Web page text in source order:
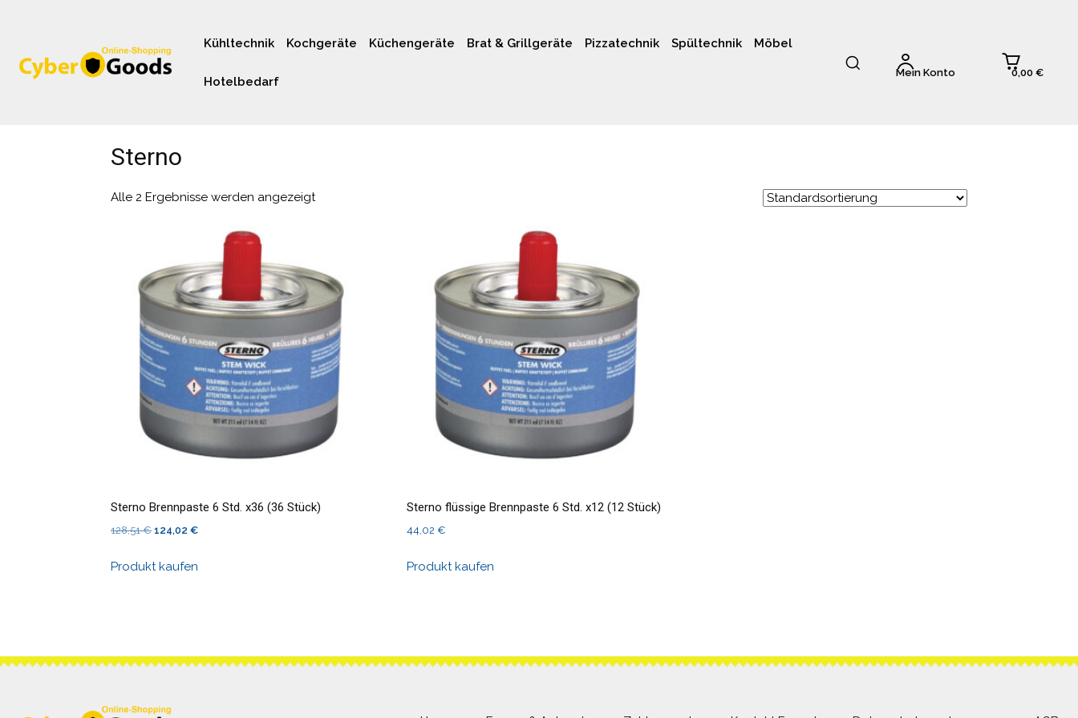
Kühltechnik Kochgeräte Küchengeräte Brat & Grillgeräte Pizzatechnik Spültechnik Möbel
Hotelbedarf
Mein Konto 0,00 €
Sterno
Alle 2 Ergebnisse werden angezeigt
Sterno Brennpaste 6 Std. x36 (36 Stück)
128,51€ Ursprünglicher
war:
124,02 €Aktueller
Produkt kaufen
Sterno flüssige Brennpaste 6 Std. x12 (12 Stück)
44,02 €
Produkt kaufen